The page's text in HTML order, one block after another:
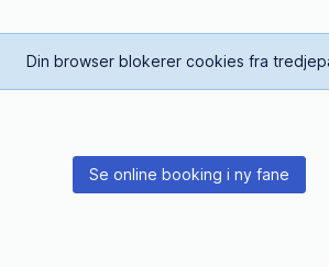
Din browser blokerer cookies fra
Se online booking i ny fane